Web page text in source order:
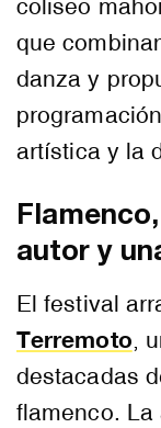
coliseo
que
danza y
artística y la
autor y
El festival
Terremoto,
destacadas
flamenco. La